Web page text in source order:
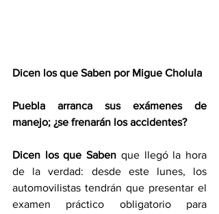
Dicen los que Saben por Migue Cholula
Puebla arranca sus exámenes de
manejo; ¿se frenarán los accidentes?
Dicen los que Saben que llegó la hora
de la verdad: desde este lunes, los
automovilistas tendrán que presentar el
examen práctico obligatorio para